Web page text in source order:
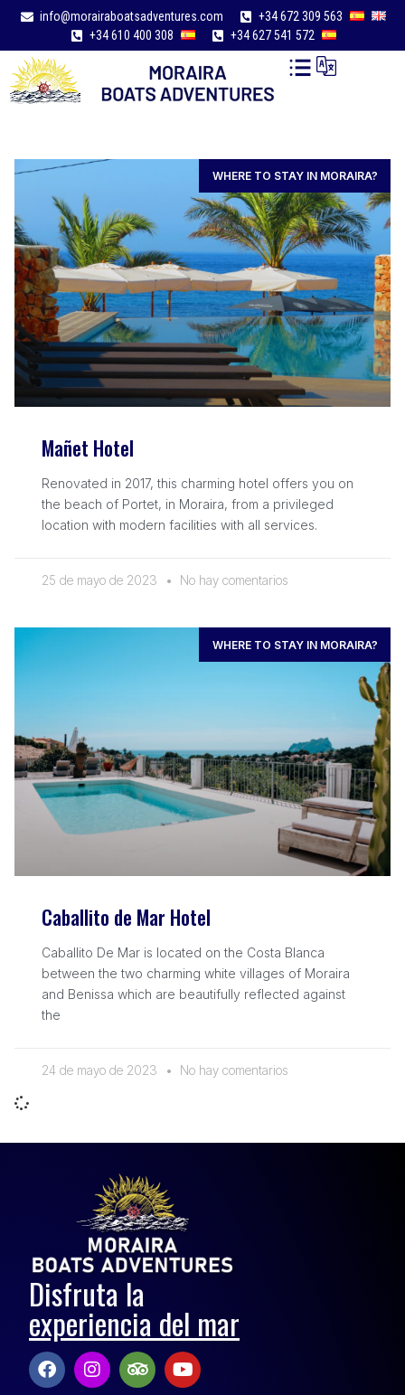
info@morairaboatsadventures.com
+34 672 309 563
+34 610 400 308
+34 627 541 572
WHERE TO STAY IN MORAIRA?
Mañet Hotel
Renovated in 2017, this charming hotel offers you on
the beach of Portet, in Moraira, from a privileged
location with modern facilities with all services.
25 de mayo de 2023 No hay comentarios
WHERE TO STAY IN MORAIRA?
Caballito de Mar Hotel
Caballito De Mar is located on the Costa Blanca
between the two charming white villages of Moraira
and Benissa which are beautifully reflected against
the
24 de mayo de 2023 No hay comentarios
Disfruta la
experiencia del mar